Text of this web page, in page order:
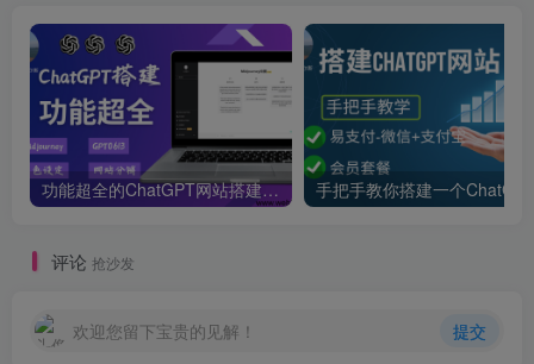
功能超全的ChatGPT网站搭建教学-支持Midjourney绘画+GPT4/GPT0613+角色设定
评论 抢沙发
欢迎您留下宝贵的见解！ 提交